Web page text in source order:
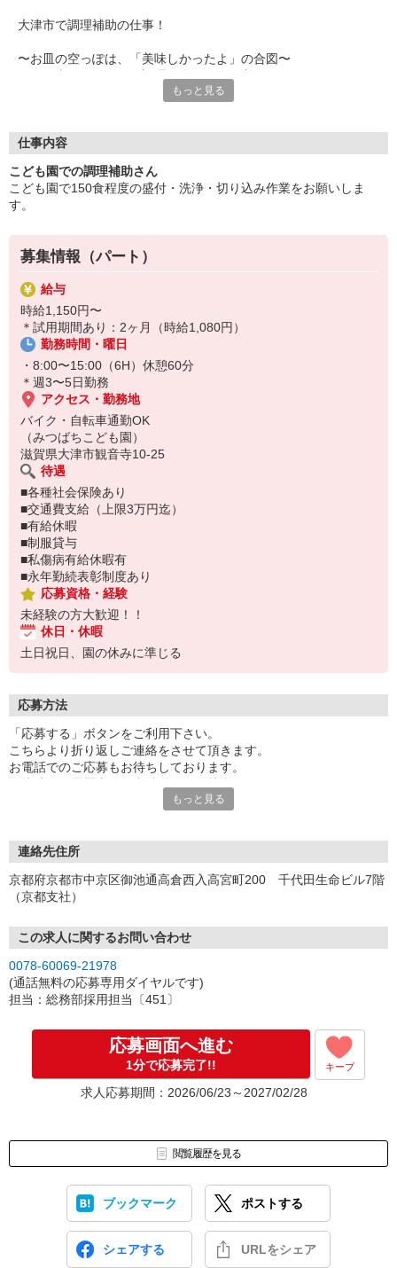
大津市で調理補助の仕事！
〜お皿の空っぽは、「美味しかったよ」の合図〜
■働きながら“食”の知識を深めましょう！
「食べる人に喜んでもらおう！」という意欲、
盛付のちょっとした工夫などが
「ありがとう」に繋がってヤリガイあります！
もっと見る
仕事内容
こども園での調理補助さん
こども園で150食程度の盛付・洗浄・切り込み作業をお願いしま
す。
募集情報（パート）
給与
時給1,150円〜
＊試用期間あり：2ヶ月（時給1,080円）
勤務時間・曜日
・8:00〜15:00（6H）休憩60分
＊週3〜5日勤務
アクセス・勤務地
バイク・自転車通勤OK
（みつばちこども園）
滋賀県大津市観音寺10-25
待遇
■各種社会保険あり
■交通費支給（上限3万円迄）
■有給休暇
■制服貸与
■私傷病有給休暇有
■永年勤続表彰制度あり
応募資格・経験
未経験の方大歓迎！！
休日・休暇
土日祝日、園の休みに準じる
応募方法
「応募する」ボタンをご利用下さい。
こちらより折り返しご連絡をさせて頂きます。
お電話でのご応募もお待ちしております。
もっと見る
連絡先住所
京都府京都市中京区御池通高倉西入高宮町200 千代田生命ビル7階
（京都支社）
この求人に関するお問い合わせ
0078-60069-21978
(通話無料の応募専用ダイヤルです)
担当：総務部採用担当〔451〕
応募画面へ進む
1分で応募完了!! キープ
求人応募期間：2026/06/23～2027/02/28
閲覧履歴を見る
ブックマーク ポストする
シェアする URLをシェア